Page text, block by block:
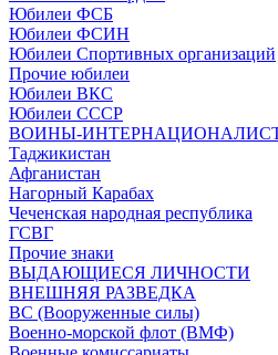
Юбилеи ФСБ
Юбилеи ФСИН
Юбилеи Спортивных организаций
Прочие юбилеи
Юбилеи ВКС
Юбилеи СССР
ВОИНЫ-
Таджикистан
Афганистан
Нагорный Карабах
Чеченская народная республика
ГСВГ
Прочие знаки
ВЫДАЮЩИЕСЯ ЛИЧНОСТИ
ВНЕШНЯЯ РАЗВЕДКА
ВС (Вооруженные силы)
Военно-морской флот (ВМФ)